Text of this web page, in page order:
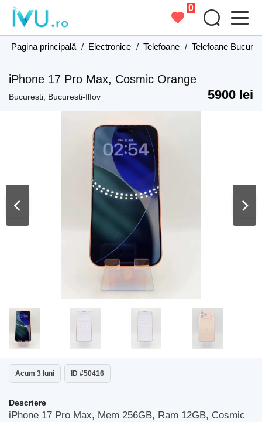
0
Pagina principală / Electronice / Telefoane / Telefoane
iPhone 17 Pro Max, Cosmic Orange
Bucuresti, Bucuresti-Ilfov 5900 lei
Acum 3 luni ID #50416
Descriere
iPhone 17 Pro Max, Mem 256GB, Ram 12GB, Cosmic